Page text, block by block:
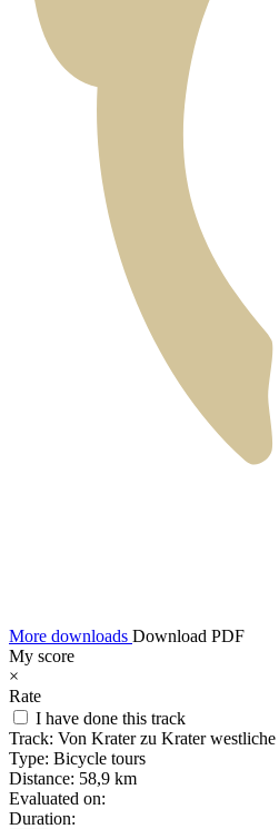
More downloads Download PDF
My score
×
Rate
I have done this track
Track: Von Krater zu Krater westliche
Type: Bicycle tours
Distance: 58,9 km
Evaluated on:
Duration: